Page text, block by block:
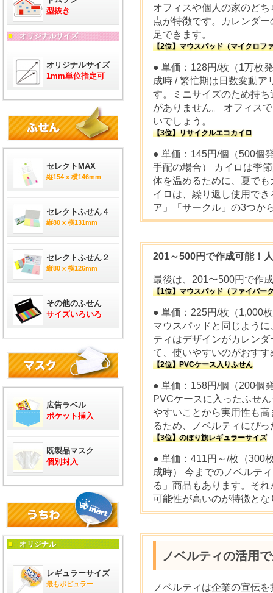
オフィスや個人の家のど
点が特徴です。カレンダ
足できます。
【2位】マウスパッド（マイクロフ
● 単価：128円/枚（1万枚
成時 / 繁忙期は日数変動
す。ミニサイズのため持
がありません。 オフィス
いでしょう。
【3位】リサイクルエコカイロ
● 単価：145円/個（500個
手配の場合） カイロは季
体を温めるために、夏で
イロは、繰り返し使用で
ア」「サークル」の3つか
201～500円で作成可能！
最後は、201〜500円で作
【1位】マウスパッド（ファイバー
● 単価：225円/枚（1,000
マウスパッドと同じよう
ティはデザインがカレン
て、使いやすいのがおす
【2位】PVCケース入りふせん
● 単価：158円/個（200個
PVCケースに入ったふせ
やすいことから実用性も
るため、ノベルティにぴ
【3位】のぼり旗レギュラーサイズ
● 単価：411円～/枚（300
成時） 今までのノベルテ
る」商品もあります。そ
可能性が高いのが特徴と
ノベルティの活用
ノベルティは企業の宣伝
型抜き
■オリジナルサイズ
オリジナルサイズ
1mm単位指定可
セレクトMAX
縦154 x 横146mm
セレクトふせん４
縦80 x 横131mm
セレクトふせん２
縦80 x 横126mm
その他のふせん
サイズいろいろ
広告ラベル
ポケット挿入
既製品マスク
個別封入
■オリジナル
レギュラーサイズ
最もポピュラー